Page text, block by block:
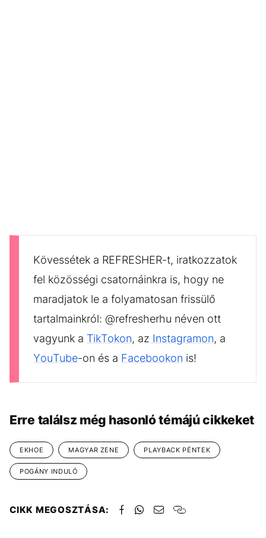
Kövessétek a REFRESHER-t, iratkozzatok
fel közösségi csatornáinkra is, hogy ne
maradjatok le a folyamatosan frissülő
tartalmainkról: @refresherhu néven ott
vagyunk a TikTokon, az Instagramon, a
YouTube-on és a Facebookon is!
Erre találsz még hasonló témájú cikkeket
EKHOE MAGYAR ZENE PLAYBACK PÉNTEK
POGÁNY INDULÓ
CIKK MEGOSZTÁSA: